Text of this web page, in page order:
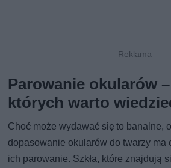
Parowanie okularów
których warto
Choć może wydawać się to banalne,
dopasowanie okularów do twarzy ma
ich parowanie. Szkła, które znajdują